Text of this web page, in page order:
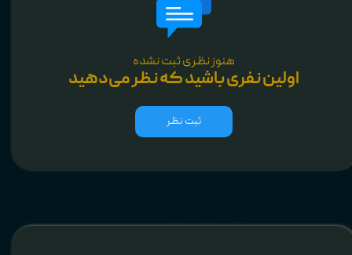
هنوز نظری ثبت نشده
اولین نفری باشید که نظر می‌دهید
ثبت نظر